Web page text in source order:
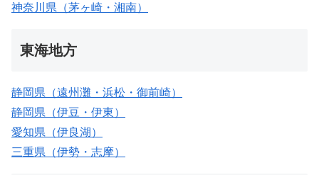
神奈川県（茅ヶ崎・湘南）
東海地方
静岡県（遠州灘・浜松・御前崎）
静岡県（伊豆・伊東）
愛知県（伊良湖）
三重県（伊勢・志摩）